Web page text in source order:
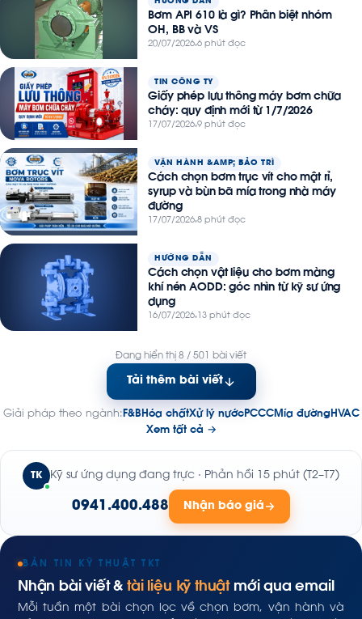
Bơm API 610 là gì? Phân biệt nhóm
OH, BB và VS
20/07/2026 6 phút đọc
TIN CÔNG TY
Giấy phép lưu thông máy bơm chữa
cháy: quy định mới từ 1/7/2026
17/07/2026 9 phút đọc
VẬN HÀNH &AMP; BẢO TRÌ
Cách chọn bơm trục vít cho mật rỉ,
syrup và bùn bã mía trong nhà máy
đường
17/07/2026 8 phút đọc
HƯỚNG DẪN
Cách chọn vật liệu cho bơm màng
khí nén AODD: góc nhìn từ kỹ sư ứng
dụng
16/07/2026 13 phút đọc
Đang hiển thị 8 / 501 bài viết
Tải thêm bài viết
Giải pháp theo ngành: F&BHóa chấtXử lý nướcPCCCMía đườngHVAC
Xem tất cả →
TK Kỹ sư ứng dụng đang trực · Phản hồi 15 phút (T2–T7)
0941.400.488 Nhận báo giá
BẢN TIN KỸ THUẬT TKT
Nhận bài viết &tài liệu kỹ thuậtmới qua email
Mỗi tuần một bài chọn lọc về chọn bơm, vận hành và